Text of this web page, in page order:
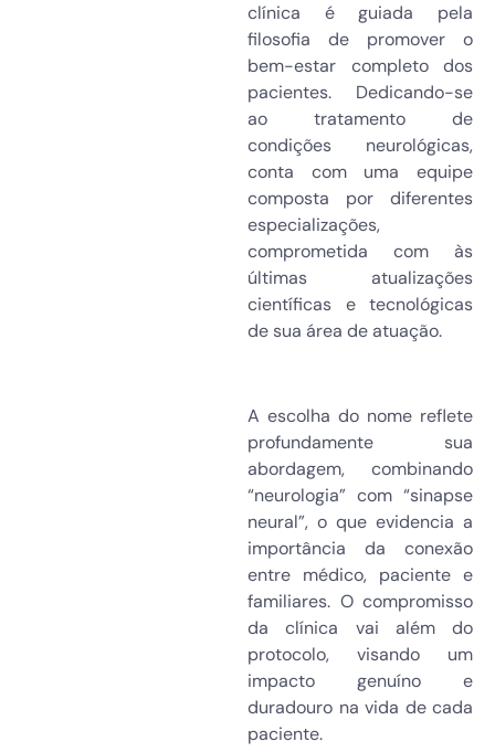
clínica é guiada pela
filosofia de promover o
bem-estar completo dos
pacientes. Dedicando-se
ao tratamento de
condições neurológicas,
conta com uma equipe
composta por diferentes
especializações,
comprometida com às
últimas atualizações
científicas e tecnológicas
de sua área de atuação.
A escolha do nome reflete
profundamente sua
abordagem, combinando
“neurologia” com “sinapse
neural”, o que evidencia a
importância da conexão
entre médico, paciente e
familiares. O compromisso
da clínica vai além do
protocolo, visando um
impacto genuíno e
duradouro na vida de cada
paciente.